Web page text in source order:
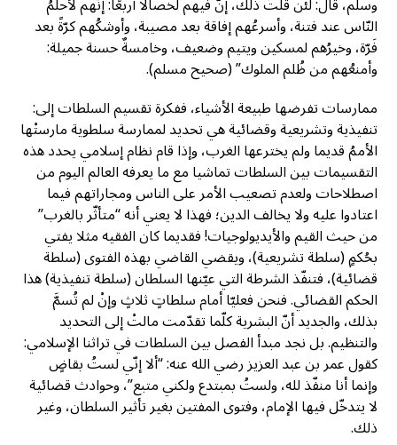
النّاس عند فتنة، وأسرعُهم إفاقة بعد مصيبة، وأوشكُهم كرّةً بعد
فَرّة، وخيرُهم لمسكين ويتيم وضعيف، وخامسةٌ حسنة جميلة:
وأمنعُهم من ظُلم الملوك” (صحيح مسلم).
ممارسات تفرضها طبيعة الأشياء، ففكرة تقسيم السلطات إلى:
تنفيذية وتشريعية وقضائية هي تحديد لممارسة سلطوية مارستْها
الأممُ قديما ولم يخترعها الغرب، وإذا قام نظام إسلامي يحدد هذه
التقسيمات بين السلطات تماشيا مع ما يعرفه العالم اليوم من
اصطلاحات ولعدم تصعيب الأمر على الناس ومجاراتهم فيما
اعتادوا عليه ولا يخالف الدين؛ فهذا لا يعني أنه “متأثّر بالغرب”
من حيث القيم والأيديولوجيات! فقديما كان الفقيه مثلا يفتي
بحُكمٍ (سلطة تشريعية)، ويقضي القاضي بهذه الفتوى (سلطة
قضائية)، فتنفّذ الشرطة التي عيّنها السلطان (سلطة تنفيذية) هذا
الحكم القضائي. فنحن فعليّا أمام سلطاتٍ ثلاثٍ وإنْ لم تُسمَّ
بذلك، والجديد أنّ البشرية كلّما تقدّمت مالتْ إلى التحديد
والتنظيم. بل نجد مبدأ الفصل بين السلطات في تراثنا الإسلامي:
كقول عمر بن عبد العزيز رضي الله عنه: “ألا إنّي لستُ بقاضٍ
وإنما أنا منفّذ لله، ولستُ بمبتدع ولكني متبع”، وحوادث قضائية
لا يتدخّل فيها الإمام، وفتوى المفتين بغير تأثير السلطان، وغير
ذلك.